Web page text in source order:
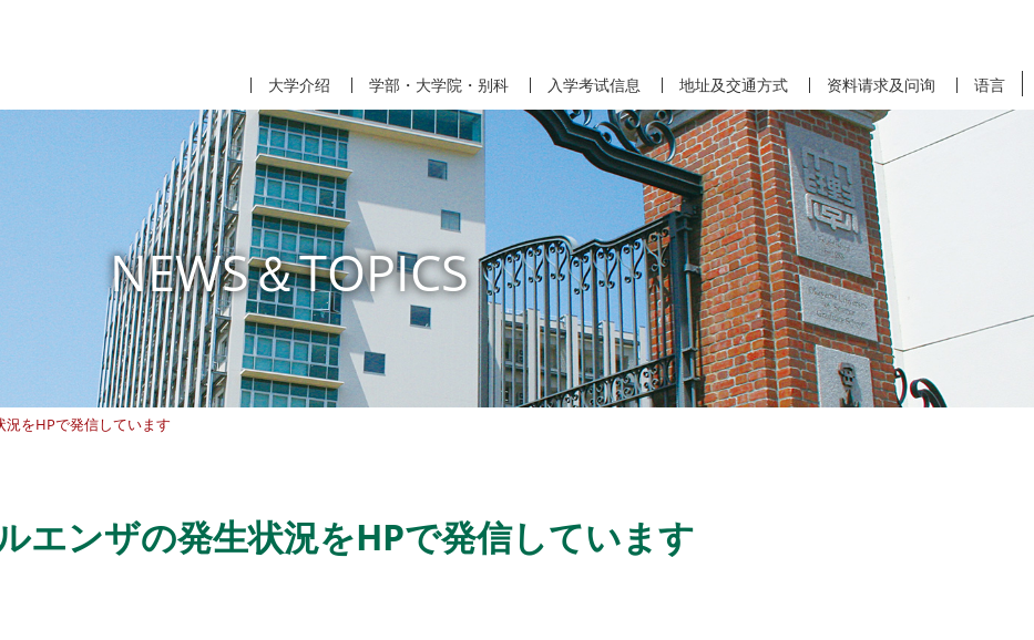
大学介绍 学部・大学院・别科 入学考试信息 地址及交通方式 资料请求及问询 语言
NEWS＆TOPICS
をHPで発信しています
エンザの発生状況をHPで発信しています